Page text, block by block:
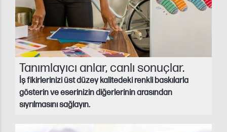
Tanımlayıcı anlar, canlı sonuçlar.
İş fikirlerinizi üst düzey kalitedeki renkli baskılarla
gösterin ve eserinizin diğerlerinin arasından
sıyrılmasını sağlayın.